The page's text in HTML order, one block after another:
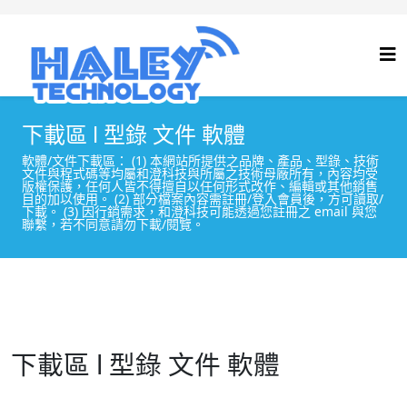
下載區 l 型錄 文件 軟體
軟體/文件下載區： (1) 本網站所提供之品牌、產品、型錄、技術
文件與程式碼等均屬和澄科技與所屬之技術母廠所有，內容均受
版權保護，任何人皆不得擅自以任何形式改作、編輯或其他銷售
目的加以使用。 (2) 部分檔案內容需註冊/登入會員後，方可讀取/
下載。 (3) 因行銷需求，和澄科技可能透過您註冊之 email 與您
聯繫，若不同意請勿下載/閱覽。
下載區 l 型錄 文件 軟體